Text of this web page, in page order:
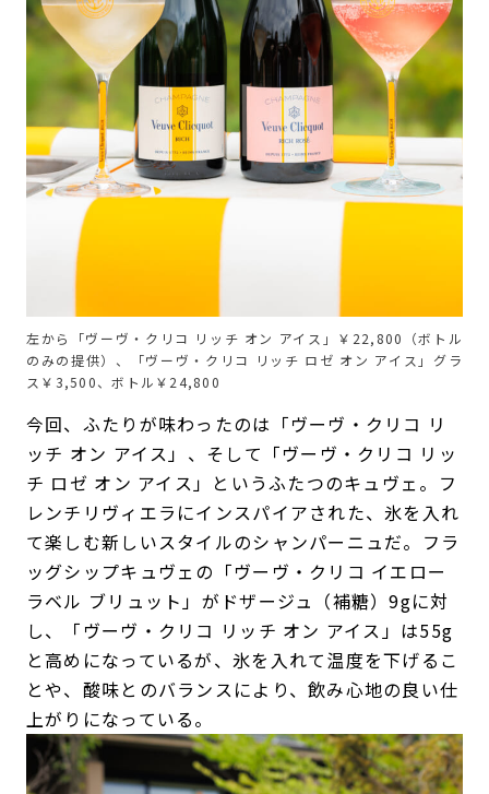
左から「ヴーヴ・クリコ リッチ オン アイス」￥22,800（ボトル
のみの提供）、「ヴーヴ・クリコ リッチ ロゼ オン アイス」グラ
ス￥3,500、ボトル￥24,800
今回、ふたりが味わったのは「ヴーヴ・クリコ リ
ッチ オン アイス」、そして「ヴーヴ・クリコ リッ
チ ロゼ オン アイス」というふたつのキュヴェ。フ
レンチリヴィエラにインスパイアされた、氷を入れ
て楽しむ新しいスタイルのシャンパーニュだ。フラ
ッグシップキュヴェの「ヴーヴ・クリコ イエロー
ラベル ブリュット」がドザージュ（補糖）9gに対
し、「ヴーヴ・クリコ リッチ オン アイス」は55g
と高めになっているが、氷を入れて温度を下げるこ
とや、酸味とのバランスにより、飲み心地の良い仕
上がりになっている。